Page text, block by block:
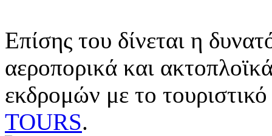
Επίσης του δίνεται η
αεροπορικά και
εκδρομών με το
TOURS.